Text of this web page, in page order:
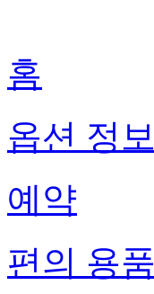
홈
옵션 정보
예약
편의 용품